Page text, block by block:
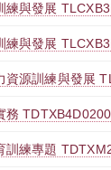
練與發展
練與發展
資源訓練與發展
務
訓練專題